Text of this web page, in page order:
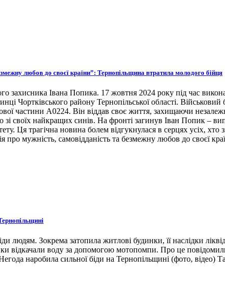
любов до своєї країни”: Тернопільщина втратила молодого бійця
захисника Івана Попика. 17 жовтня 2024 року під час
Чортківського району Тернопільської області.
частини А0224. Він віддав своє життя, захищаючи
своїх найкращих синів. На фронті загинув Іван Попик –
Ця трагічна новина болем відгукнулася в серцях усіх,
про мужність, самовідданість та безмежну любов до своєї
людям. Зокрема затопила житлові будинки, її наслідки
відкачали воду за допомогою мотопомпи. Про це
наробила сильної біди на Тернопільщині (фото, відео)